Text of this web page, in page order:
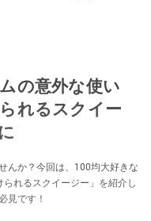
の意外な使い
れるスクイー
んか？今回は、100均大好きな
れるスクイージー」を紹介し
見です！